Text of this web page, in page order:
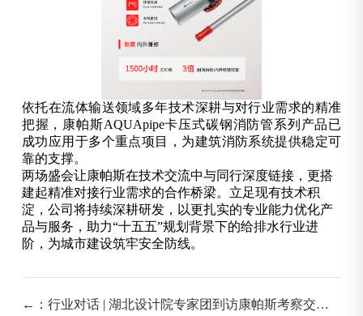
依托在流体输送领域多年技术深耕与对行业需求的精准
把握，康帕斯AQUApipe卡压式碳钢消防管系列产品已
成功应用于多个重点项目，为建筑消防系统提供稳定可
靠的支撑。
两场盛会让康帕斯在技术交流中与同行深度链接，更搭
建起精准对接行业需求的合作桥梁。立足现有技术积
淀，公司将持续深耕研发，以更扎实的专业能力优化产
品与服务，助力“十五五”规划背景下的给排水行业进
阶，为城市建设筑牢安全防线。
←：行业对话 | 湖北设计院专家团到访康帕斯考察交流_